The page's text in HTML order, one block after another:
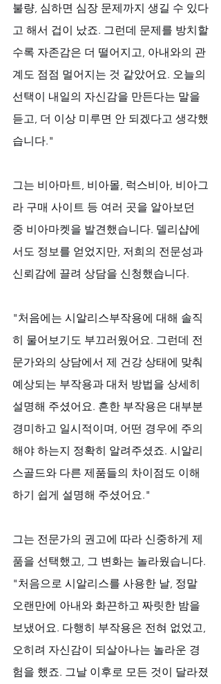
불량, 심하면 심장 문제까지 생길 수 있다
고 해서 겁이 났죠. 그런데 문제를 방치할
수록 자존감은 더 떨어지고, 아내와의 관
계도 점점 멀어지는 것 같았어요. 오늘의
선택이 내일의 자신감을 만든다는 말을
듣고, 더 이상 미루면 안 되겠다고 생각했
습니다."
그는 비아마트, 비아몰, 럭스비아, 비아그
라 구매 사이트 등 여러 곳을 알아보던
중 비아마켓을 발견했습니다. 델리샵에
서도 정보를 얻었지만, 저희의 전문성과
신뢰감에 끌려 상담을 신청했습니다.
"처음에는 시알리스부작용에 대해 솔직
히 물어보기도 부끄러웠어요. 그런데 전
문가와의 상담에서 제 건강 상태에 맞춰
예상되는 부작용과 대처 방법을 상세히
설명해 주셨어요. 흔한 부작용은 대부분
경미하고 일시적이며, 어떤 경우에 주의
해야 하는지 정확히 알려주셨죠. 시알리
스골드와 다른 제품들의 차이점도 이해
하기 쉽게 설명해 주셨어요."
그는 전문가의 권고에 따라 신중하게 제
품을 선택했고, 그 변화는 놀라웠습니다.
"처음으로 시알리스를 사용한 날, 정말
오랜만에 아내와 화끈하고 짜릿한 밤을
보냈어요. 다행히 부작용은 전혀 없었고,
오히려 자신감이 되살아나는 놀라운 경
험을 했죠. 그날 이후로 모든 것이 달라졌